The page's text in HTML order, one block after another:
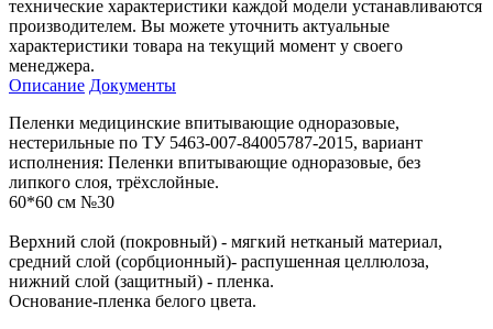
технические характеристики каждой модели устанавливаются
производителем. Вы можете уточнить актуальные
характеристики товара на текущий момент у своего
менеджера.
Описание Документы
Пеленки медицинские впитывающие одноразовые,
нестерильные по ТУ 5463-007-84005787-2015, вариант
исполнения: Пеленки впитывающие одноразовые, без
липкого слоя, трёхслойные.
60*60 см №30
Верхний слой (покровный) - мягкий нетканый материал,
средний слой (сорбционный)- распушенная целлюлоза,
нижний слой (защитный) - пленка.
Основание-пленка белого цвета.